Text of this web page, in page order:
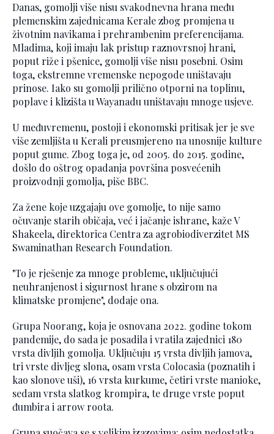
Danas, gomolji više nisu svakodnevna hrana među
plemenskim zajednicama Kerale zbog promjena u
životnim navikama i prehrambenim preferencijama.
Mladima, koji imaju lak pristup raznovrsnoj hrani,
poput riže i pšenice, gomolji više nisu posebni. Osim
toga, ekstremne vremenske nepogode uništavaju
prinose. Iako su gomolji prilično otporni na toplinu,
poplave i klizišta u Wayanadu uništavaju mnoge usjeve.
U međuvremenu, postoji i ekonomski pritisak jer je sve
više zemljišta u Kerali preusmjereno na unosnije kulture
poput gume. Zbog toga je, od 2005. do 2015. godine,
došlo do oštrog opadanja površina posvećenih
proizvodnji gomolja, piše BBC.
Za žene koje uzgajaju ove gomolje, to nije samo
očuvanje starih običaja, već i jačanje ishrane, kaže V
Shakeela, direktorica Centra za agrobiodiverzitet MS
Swaminathan Research Foundation.
"To je rješenje za mnoge probleme, uključujući
neuhranjenost i sigurnost hrane s obzirom na
klimatske promjene", dodaje ona.
Grupa Noorang, koja je osnovana 2022. godine tokom
pandemije, do sada je posadila i vratila zajednici 180
vrsta divljih gomolja. Uključuju 15 vrsta divljih jamova,
tri vrste divljeg slona, osam vrsta Colocasia (poznatih i
kao slonove uši), 16 vrsta kurkume, četiri vrste manioke,
sedam vrsta slatkog krompira, te druge vrste poput
đumbira i arrow roota.